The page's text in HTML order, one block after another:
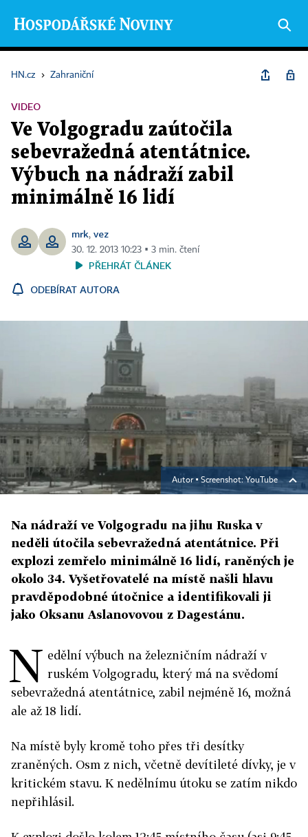
HN.cz › Zahraniční
VIDEO
Ve Volgogradu zaútočila
sebevražedná atentátnice.
Výbuch na nádraží zabil
minimálně 16 lidí
mrk, vez
30. 12. 2013 10:23 ▪ 3 min. čtení
PŘEHRÁT ČLÁNEK
ODEBÍRAT AUTORA
Autor ▪ Screenshot: YouTube
Na nádraží ve Volgogradu na jihu Ruska v
neděli útočila sebevražedná atentátnice. Při
explozi zemřelo minimálně 16 lidí, raněných je
okolo 34. Vyšetřovatelé na místě našli hlavu
pravděpodobné útočnice a identifikovali ji
jako Oksanu Aslanovovou z Dagestánu.
N edělní výbuch na železničním nádraží v
ruském Volgogradu, který má na svědomí
sebevražedná atentátnice, zabil nejméně 16, možná
ale až 18 lidí.
Na místě byly kromě toho přes tři desítky
zraněných. Osm z nich, včetně devítileté dívky, je v
kritickém stavu. K nedělnímu útoku se zatím nikdo
nepřihlásil.